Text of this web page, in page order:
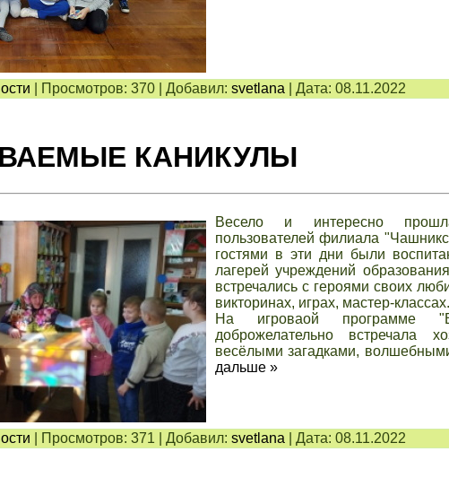
Просмотров: 370| Добавил: svetlana Дата: 08.11.2022
КАНИКУЛЫ
Весело и интересно
пользователей филиала
гостями в эти дни были
лагерей учреждений
встречались с героями своих
викторинах, играх, мастер-классах.
На игроваой программе
доброжелательно встречала
весёлыми загадками,
дальше »
Просмотров: 371 Добавил: svetlana Дата: 08.11.2022